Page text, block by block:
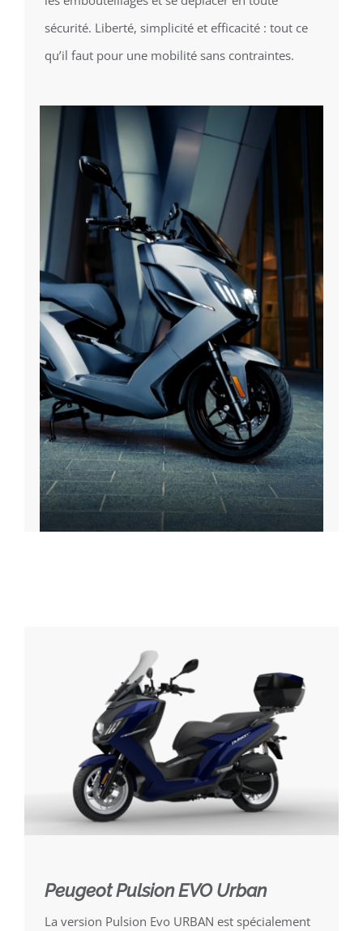
sécurité. Liberté, simplicité et efficacité : tout ce
qu’il faut pour une mobilité sans contraintes.
Peugeot Pulsion EVO Urban
La version Pulsion Evo URBAN est spécialement